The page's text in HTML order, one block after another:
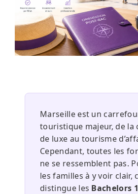
Marseille est un
touristique majeur, de la
de luxe au tourisme
Cependant, toutes les
ne se ressemblent pas.
les familles à y voir clair,
distingue les Bachelors